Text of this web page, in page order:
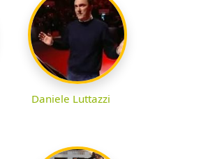
Daniele Luttazzi